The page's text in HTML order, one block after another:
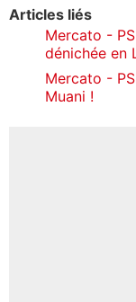
Articles liés
Mercato -
dénichée en
Mercato -
Muani !